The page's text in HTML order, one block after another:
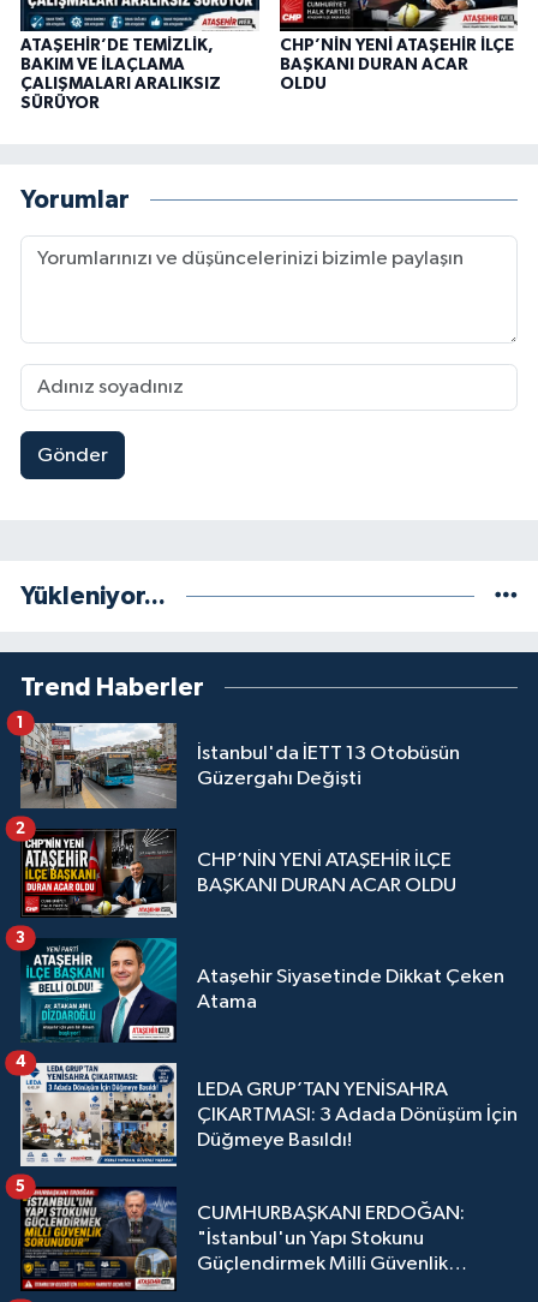
ATAŞEHİR’DE TEMİZLİK,
BAKIM VE İLAÇLAMA
ÇALIŞMALARI ARALIKSIZ
SÜRÜYOR
CHP’NİN YENİ ATAŞEHİR İLÇE
BAŞKANI DURAN ACAR
OLDU
Yorumlar
Gönder
Yükleniyor...
Trend Haberler
İstanbul'da İETT 13 Otobüsün
Güzergahı Değişti
1
CHP’NİN YENİ ATAŞEHİR İLÇE
BAŞKANI DURAN ACAR OLDU
2
Ataşehir Siyasetinde Dikkat Çeken
Atama
3
LEDA GRUP’TAN YENİSAHRA
ÇIKARTMASI: 3 Adada Dönüşüm İçin
Düğmeye Basıldı!
4
CUMHURBAŞKANI ERDOĞAN:
"İstanbul'un Yapı Stokunu
Güçlendirmek Milli Güvenlik
5